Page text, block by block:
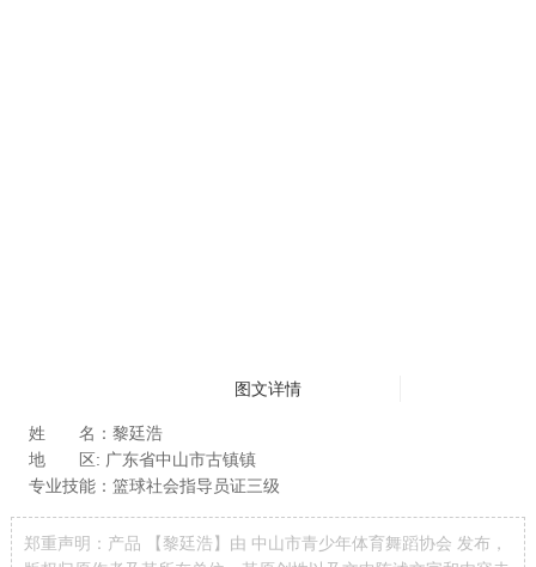
图文详情
姓 名：黎廷浩
地 区: 广东省中山市古镇镇
专业技能：篮球社会指导员证三级
郑重声明：产品 【黎廷浩】由 中山市青少年体育舞蹈协会 发布，